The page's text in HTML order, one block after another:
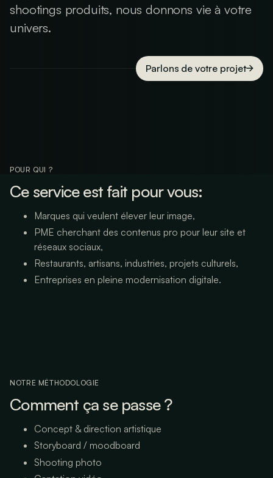
shootings produits, nous donnons vie à votre
univers.
Parlons de votre projet
POUR QUI ?
Ce service est fait pour vous:
Marques qui veulent élever leur image,
PME cherchant des contenus pro pour leur site et
réseaux sociaux,
Restaurants, artisans, industries, projets culturels,
Entreprises en pleine modernisation digitale.
NOTRE MÉTHODOLOGIE
Comment ça se passe ?
Concept & direction artistique
Storyboard / moodboard
Shooting photo